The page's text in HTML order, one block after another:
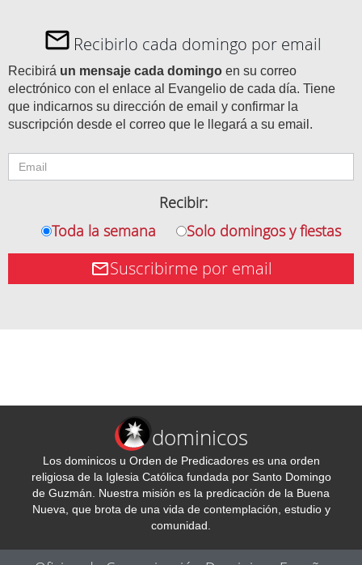
Recibirlo cada domingo por email
Recibirá un mensaje cada domingo en su correo
electrónico con el enlace al Evangelio de cada día. Tiene
que indicarnos su dirección de email y confirmar la
suscripción desde el correo que le llegará a su email.
Recibir:
Toda la semana
Solo domingos y fiestas
Suscribirme por email
dominicos
Los dominicos u Orden de Predicadores es una orden
religiosa de la Iglesia Católica fundada por Santo Domingo
de Guzmán. Nuestra misión es la predicación de la Buena
Nueva, que brota de una vida de contemplación, estudio y
comunidad.